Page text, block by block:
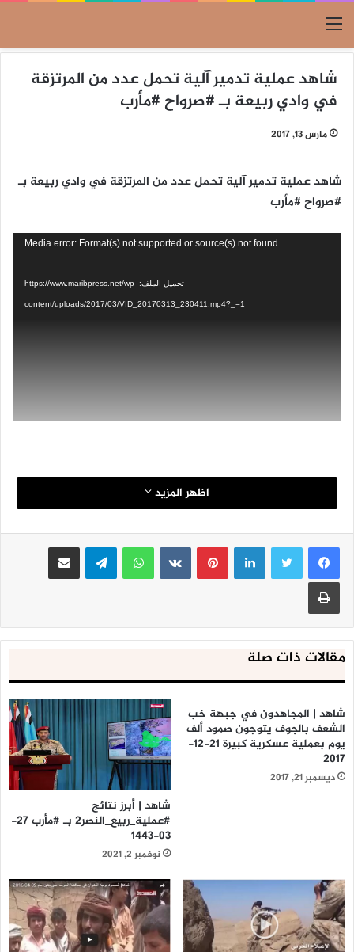
القائمة
شاهد عملية تدمير آلية تحمل عدد من المرتزقة
في وادي ربيعة بـ #صرواح #مأرب
مارس 13, 2017
شاهد عملية تدمير آلية تحمل عدد من المرتزقة في وادي ربيعة بـ
#صرواح #مأرب
Media error: Format(s) not supported or source(s) not found
تحميل الملف: https://www.maribpress.net/wp-
content/uploads/2017/03/VID_20170313_230411.mp4?_=1
اظهر المزيد
لينكدإنبينتيريست واتساب تيلقرام مشاركة عبر البريد
طباعة
مقالات ذات صلة
شاهد | المجاهدون في جبهة خب
الشعف بالجوف يتوجون صمود ألف
يوم بعملية عسكرية كبيرة 21-12-
2017
ديسمبر 21, 2017
شاهد | أبرز نتائج
#عملية_ربيع_النصر2 بـ #مأرب 27-
03-1443
نوفمبر 2, 2021